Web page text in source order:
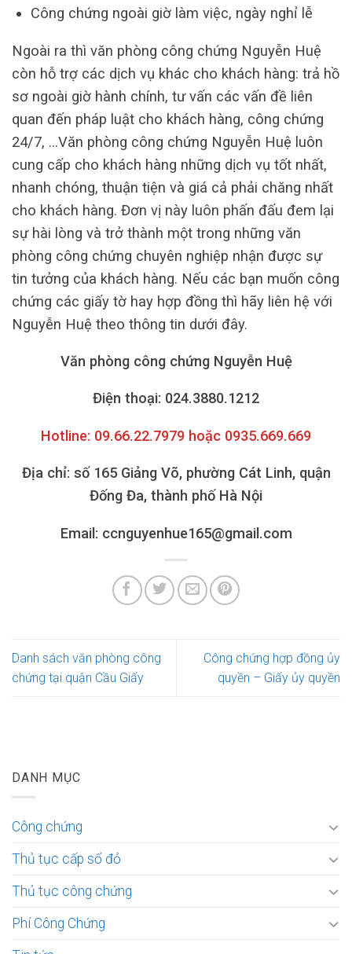
Công chứng ngoài giờ làm việc, ngày nghỉ lễ
Ngoài ra thì văn phòng công chứng Nguyễn Huệ
còn hỗ trợ các dịch vụ khác cho khách hàng: trả hồ
sơ ngoài giờ hành chính, tư vấn các vấn đề liên
quan đến pháp luật cho khách hàng, công chứng
24/7, …Văn phòng công chứng Nguyễn Huệ luôn
cung cấp cho khách hàng những dịch vụ tốt nhất,
nhanh chóng, thuận tiện và giá cả phải chăng nhất
cho khách hàng. Đơn vị này luôn phấn đấu đem lại
sự hài lòng và trở thành một trong những văn
phòng công chứng chuyên nghiệp nhận được sự
tin tưởng của khách hàng. Nếu các bạn muốn công
chứng các giấy tờ hay hợp đồng thì hãy liên hệ với
Nguyễn Huệ theo thông tin dưới đây.
Văn phòng công chứng Nguyễn Huệ
Điện thoại: 024.3880.1212
Hotline: 09.66.22.7979 hoặc 0935.669.669
Địa chỉ: số 165 Giảng Võ, phường Cát Linh, quận
Đống Đa, thành phố Hà Nội
Email: ccnguyenhue165@gmail.com
Danh sách văn phòng công
chứng tại quận Cầu Giấy
Công chứng hợp đồng ủy
quyền – Giấy ủy quyền
DANH MỤC
Công chứng
Thủ tục cấp sổ đỏ
Thủ tục công chứng
Phí Công Chứng